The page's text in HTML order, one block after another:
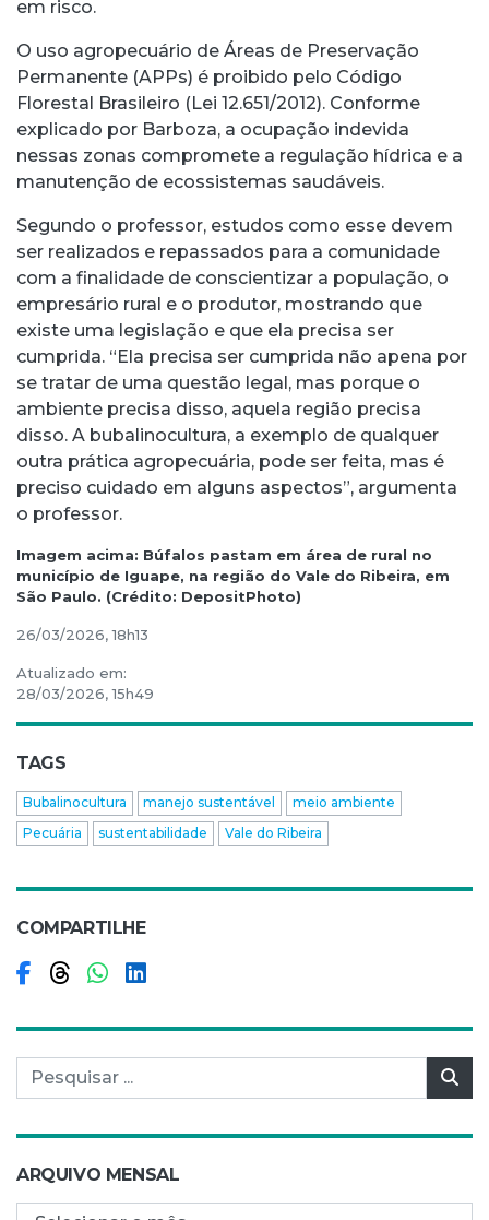
em risco.
O uso agropecuário de Áreas de Preservação
Permanente (APPs) é proibido pelo Código
Florestal Brasileiro (Lei 12.651/2012). Conforme
explicado por Barboza, a ocupação indevida
nessas zonas compromete a regulação hídrica e a
manutenção de ecossistemas saudáveis.
Segundo o professor, estudos como esse devem
ser realizados e repassados para a comunidade
com a finalidade de conscientizar a população, o
empresário rural e o produtor, mostrando que
existe uma legislação e que ela precisa ser
cumprida. “Ela precisa ser cumprida não apena por
se tratar de uma questão legal, mas porque o
ambiente precisa disso, aquela região precisa
disso. A bubalinocultura, a exemplo de qualquer
outra prática agropecuária, pode ser feita, mas é
preciso cuidado em alguns aspectos”, argumenta
o professor.
Imagem acima: Búfalos pastam em área de rural no
município de Iguape, na região do Vale do Ribeira, em
São Paulo. (Crédito: DepositPhoto)
26/03/2026, 18h13
Atualizado em:
28/03/2026, 15h49
TAGS
Bubalinocultura manejo sustentável
meio ambiente
Pecuária
sustentabilidade Vale do Ribeira
COMPARTILHE
Compartilhar no Facebook
Compartilhar no Threads
Compartilhar no WhatsApp
Compartilhar no LinkedIn
Pesquisar por:
ARQUIVO MENSAL
Arquivo mensal